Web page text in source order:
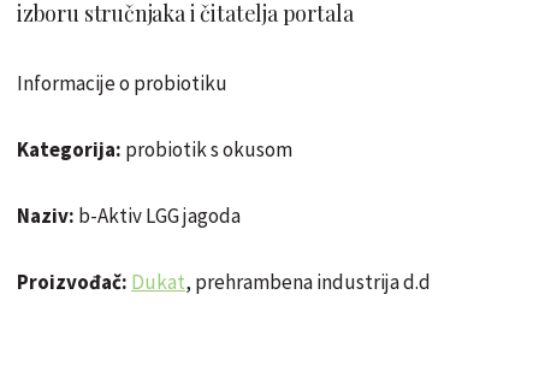
izboru stručnjaka i čitatelja portala
Informacije o probiotiku
Kategorija: probiotik s okusom
Naziv: b-Aktiv LGG jagoda
Proizvođač: Dukat, prehrambena industrija d.d